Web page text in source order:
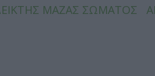
ΜΑΖΑΣ ΣΩΜΑΤΟΣ